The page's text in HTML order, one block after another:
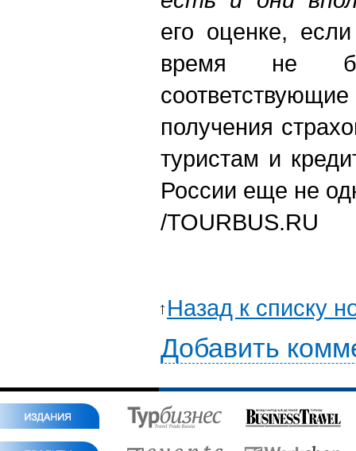
его оценке,
время не
получения
туристам и
России еще не
/TOURBUS.RU
Назад к списку
Добавить